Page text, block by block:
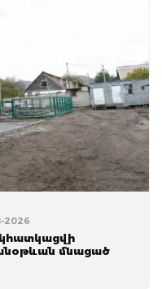
2026
մնացած